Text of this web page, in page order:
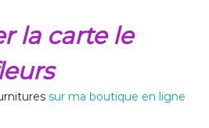
la carte le
sur ma boutique en ligne